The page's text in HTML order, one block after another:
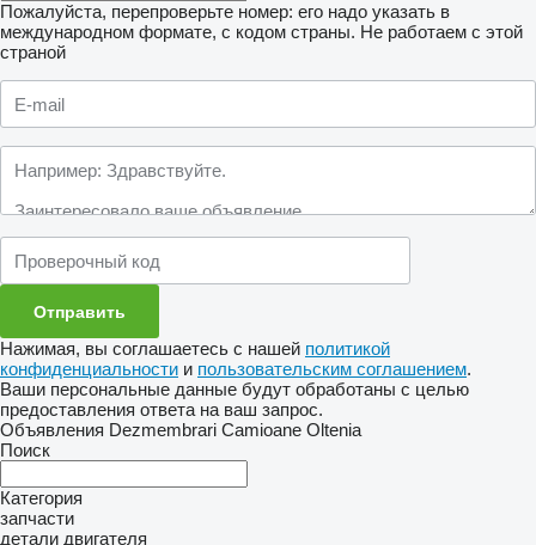
Пожалуйста, перепроверьте номер: его надо указать в
международном формате, с кодом страны. Не работаем с этой
страной
Нажимая, вы соглашаетесь с нашей политикой
конфиденциальности и пользовательским соглашением.
Ваши персональные данные будут обработаны с целью
предоставления ответа на ваш запрос.
Объявления Dezmembrari Camioane Oltenia
Поиск
Категория
запчасти
детали двигателя